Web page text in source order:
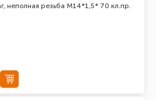
неполная резьба M14*1,5* 70 кл.пр.